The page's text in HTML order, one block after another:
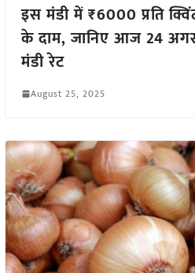
इस मंडी में ₹6000 प्रति
के दाम, जानिए आज 24
मंडी रेट
August 25, 2025